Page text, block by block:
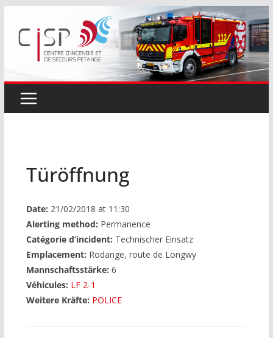
contenu
Türöffnung
Date: 21/02/2018 at 11:30
Alerting method: Permanence
Catégorie d’incident: Technischer Einsatz
Emplacement: Rodange, route de Longwy
Mannschaftsstärke: 6
Véhicules: LF 2-1
Weitere Kräfte: POLICE